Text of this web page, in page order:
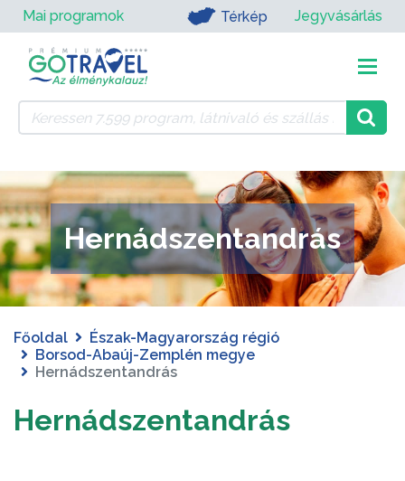
Mai programok Térkép Jegyvásárlás
Hernádszentandrás
Főoldal
Észak-Magyarország régió
Borsod-Abaúj-Zemplén megye
Hernádszentandrás
Hernádszentandrás